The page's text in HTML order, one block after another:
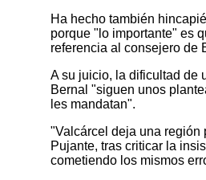
Ha hecho también
porque "lo importante" es
referencia al consejero de
A su juicio, la dificultad de
Bernal "siguen unos
les mandatan".
"Valcárcel deja una región
Pujante, tras criticar la
cometiendo los mismos